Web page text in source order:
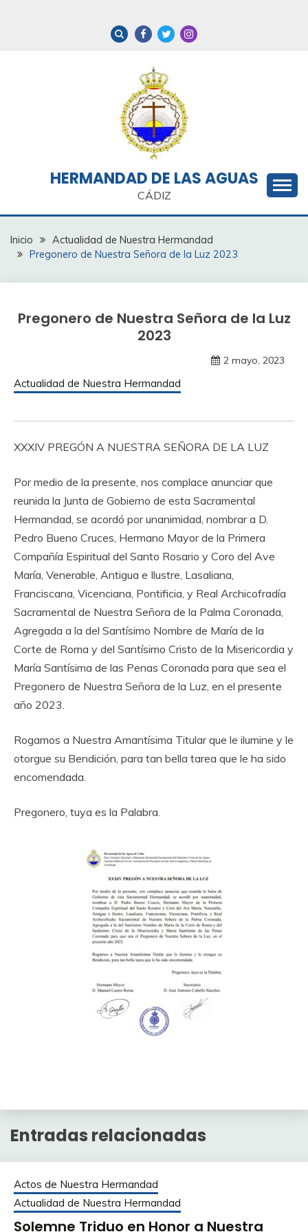
HERMANDAD DE LAS AGUAS
CÁDIZ
Inicio
Actualidad de Nuestra Hermandad
Pregonero de Nuestra Señora de la Luz 2023
Pregonero de Nuestra Señora de la Luz
2023
2 mayo, 2023
Actualidad de Nuestra Hermandad
XXXIV PREGÓN A NUESTRA SEÑORA DE LA LUZ
Por medio de la presente, nos complace anunciar que
reunida la Junta de Gobierno de esta Sacramental
Hermandad, se acordó por unanimidad, nombrar a D.
Pedro Bueno Cruces, Hermano Mayor de la Primera
Compañía Espiritual del Santo Rosario y Coro del Ave
María, Venerable, Antigua e Ilustre, Lasaliana,
Franciscana, Vicenciana, Pontificia, y Real Archicofradía
Sacramental de Nuestra Señora de la Palma Coronada,
Agregada a la del Santísimo Nombre de María de la
Corte de Roma y del Santísimo Cristo de la Misericordia y
María Santísima de las Penas Coronada para que sea el
Pregonero de Nuestra Señora de la Luz, en el presente
año 2023.
Rogamos a Nuestra Amantísima Titular que le ilumine y le
otorgue su Bendición, para tan bella tarea que le ha sido
encomendada.
Pregonero, tuya es la Palabra.
Entradas relacionadas
Actos de Nuestra Hermandad
Actualidad de Nuestra Hermandad
Solemne Triduo en Honor a Nuestra